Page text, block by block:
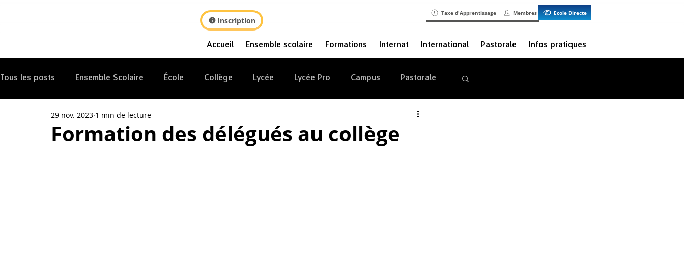
Inscription
Taxe d'Apprentissage Membres Ecole Directe
Accueil Ensemble scolaire Formations Internat International Pastorale Infos pratiques
Tous les posts Ensemble Scolaire École Collège Lycée Lycée Pro Campus Pastorale
Formation des délégués au collège
29 nov. 2023 1 min de lecture